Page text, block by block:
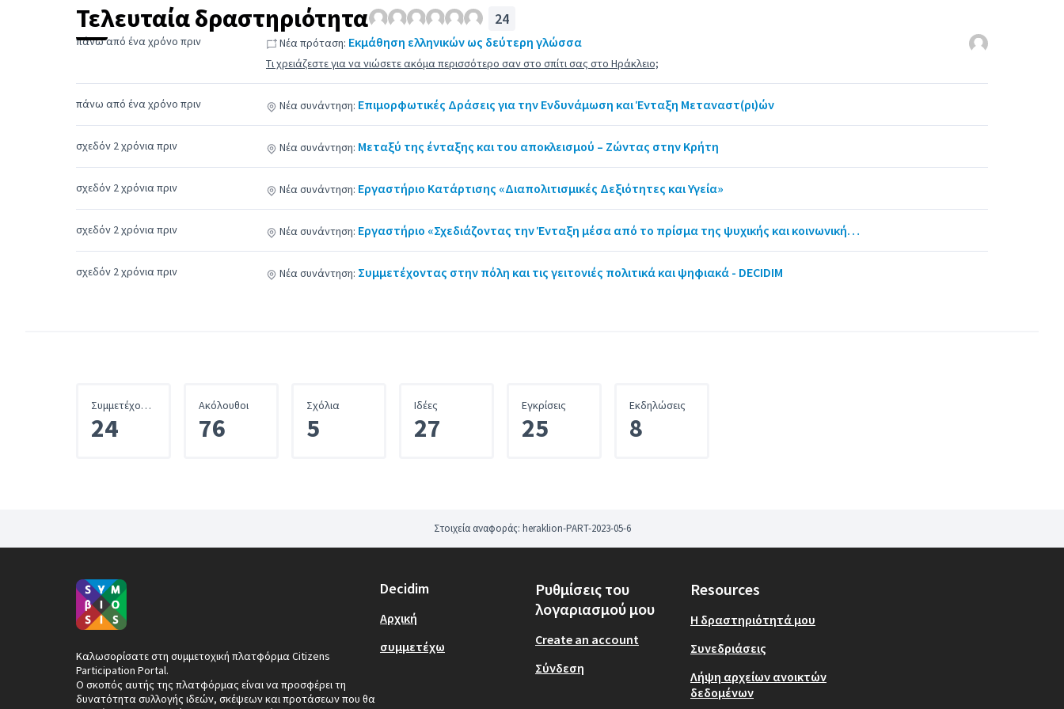
Τελευταία δραστηριότητα 24
πάνω από ένα χρόνο πριν Νέα πρόταση: Εκμάθηση ελληνικών ως δεύτερη γλώσσα
Τι χρειάζεστε για να νιώσετε ακόμα περισσότερο σαν στο σπίτι σας στο Ηράκλειο;
πάνω από ένα χρόνο πριν Νέα συνάντηση: Επιμορφωτικές Δράσεις για την Ενδυνάμωση και Ένταξη Μεταναστ(ρι)ών
σχεδόν 2 χρόνια πριν Νέα συνάντηση: Μεταξύ της ένταξης και του αποκλεισμού – Ζώντας στην Κρήτη
σχεδόν 2 χρόνια πριν Νέα συνάντηση: Εργαστήριο Κατάρτισης «Διαπολιτισμικές Δεξιότητες και Υγεία»
σχεδόν 2 χρόνια πριν Νέα συνάντηση: Εργαστήριο «Σχεδιάζοντας την Ένταξη μέσα από το πρίσμα της ψυχικής και κοινωνική…
σχεδόν 2 χρόνια πριν Νέα συνάντηση: Συμμετέχοντας στην πόλη και τις γειτονιές πολιτικά και ψηφιακά - DECIDIM
Συμμετέχοντες
24
Ακόλουθοι
76
Σχόλια
5
Iδέες
27
Εγκρίσεις
25
Εκδηλώσεις
8
Στοιχεία αναφοράς: heraklion-PART-2023-05-6
Καλωσορίσατε στη συμμετοχική πλατφόρμα Citizens
Participation Portal.
Ο σκοπός αυτής της πλατφόρμας είναι να προσφέρει τη
δυνατότητα συλλογής ιδεών, σκέψεων και προτάσεων που θα
Decidim
Αρχική
συμμετέχω
Ρυθμίσεις του
λογαριασμού μου
Create an account
Σύνδεση
Resources
Η δραστηριότητά μου
Συνεδριάσεις
Λήψη αρχείων ανοικτών
δεδομένων